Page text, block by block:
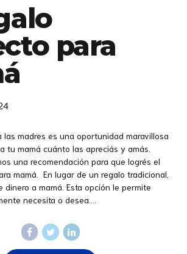
para
las madres es una oportunidad maravillosa
tu mamá cuánto las apreciás y amás.
una recomendación para que logrés el
mamá. En lugar de un regalo tradicional,
dinero a mamá. Esta opción le permite
necesita o desea....